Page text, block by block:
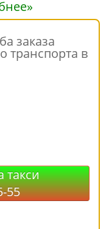
заказа
транспорта в
такси
55